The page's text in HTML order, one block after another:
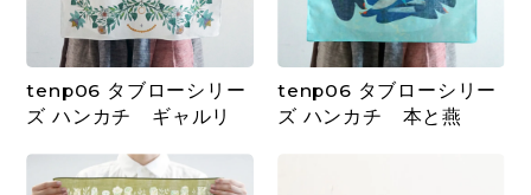
tenp06 タブローシリー
ズ ハンカチ ギャルリ
tenp06 タブローシリー
ズ ハンカチ 本と燕